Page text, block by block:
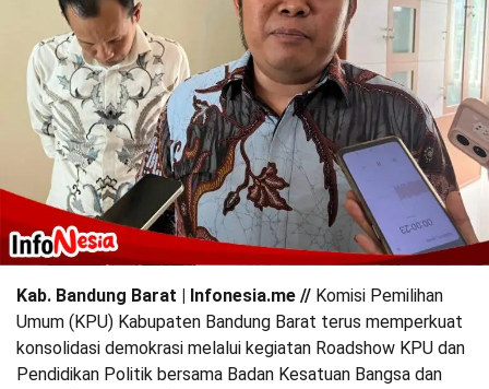
Kab. Bandung Barat | Infonesia.me // Komisi Pemilihan
Umum (KPU) Kabupaten Bandung Barat terus memperkuat
konsolidasi demokrasi melalui kegiatan Roadshow KPU dan
Pendidikan Politik bersama Badan Kesatuan Bangsa dan